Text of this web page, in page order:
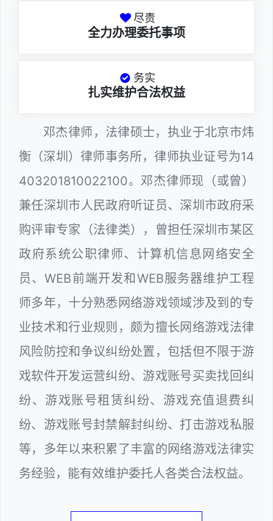
尽责
全力办理委托事项
务实
扎实维护合法权益
邓杰律师，法律硕士，执业于北京市炜
衡（深圳）律师事务所，律师执业证号为14
403201810022100。邓杰律师现（或曾）
兼任深圳市人民政府听证员、深圳市政府采
购评审专家（法律类），曾担任深圳市某区
政府系统公职律师、计算机信息网络安全
员、WEB前端开发和WEB服务器维护工程
师多年，十分熟悉网络游戏领域涉及到的专
业技术和行业规则，颇为擅长网络游戏法律
风险防控和争议纠纷处置，包括但不限于游
戏软件开发运营纠纷、游戏账号买卖找回纠
纷、游戏账号租赁纠纷、游戏充值退费纠
纷、游戏账号封禁解封纠纷、打击游戏私服
等，多年以来积累了丰富的网络游戏法律实
务经验，能有效维护委托人各类合法权益。